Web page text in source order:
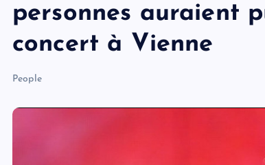
personnes auraient
concert à Vienne
People